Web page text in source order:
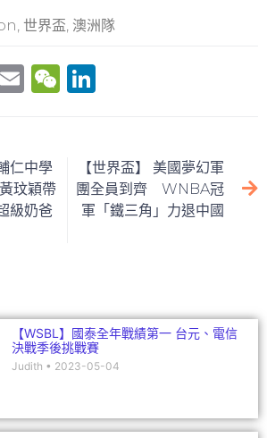
世界盃 澳洲隊
E
l
W
at
e
dI
n
仁中學
玟穎帶
級奶爸
【世界盃】 美國夢幻軍
團全員到齊 WNBA冠
軍「鐵三角」力退中國
【WSBL】國泰全年戰績第一 台元、電信
決戰季後挑戰賽
Judith 2023-05-04